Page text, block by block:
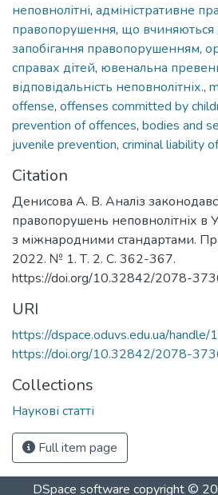
неповнолітні, адміністративне
правопорушення, що вчиняються
запобігання правопорушенням,
справах дітей, ювенальна
відповідальність неповнолітніх.,
offense, offenses committed by
prevention of offences, bodies and
juvenile prevention, criminal liability
Citation
Денисова А. В. Аналіз
правопорушень неповнолітніх в
з міжнародними стандартами.
2022. № 1. Т. 2. С. 362-367.
https://doi.org/10.32842/2078-
URI
https://dspace.oduvs.edu.ua/
https://doi.org/10.32842/2078-
Collections
Наукові статті
Full item page
DSpace software copyright ©